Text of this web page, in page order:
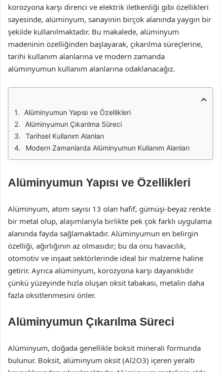
korozyona karşı direnci ve elektrik iletkenliği gibi özellikleri
sayesinde, alüminyum, sanayinin birçok alanında yaygın bir
şekilde kullanılmaktadır. Bu makalede, alüminyum
madeninin özelliğinden başlayarak, çıkarılma süreçlerine,
tarihi kullanım alanlarına ve modern zamanda
alüminyumun kullanım alanlarına odaklanacağız.
Alüminyumun Yapısı ve Özellikleri
Alüminyumun Çıkarılma Süreci
Tarihsel Kullanım Alanları
Modern Zamanlarda Alüminyumun Kullanım Alanları
Alüminyumun Yapısı ve Özellikleri
Alüminyum, atom sayısı 13 olan hafif, gümüşi-beyaz renkte
bir metal olup, alaşımlarıyla birlikte pek çok farklı uygulama
alanında fayda sağlamaktadır. Alüminyumun en belirgin
özelliği, ağırlığının az olmasıdır; bu da onu havacılık,
otomotiv ve inşaat sektörlerinde ideal bir malzeme haline
getirir. Ayrıca alüminyum, korozyona karşı dayanıklıdır
çünkü yüzeyinde hızla oluşan oksit tabakası, metalin daha
fazla oksitlenmesini önler.
Alüminyumun Çıkarılma Süreci
Alüminyum, doğada genellikle boksit minerali formunda
bulunur. Boksit, alüminyum oksit (Al2O3) içeren yeraltı